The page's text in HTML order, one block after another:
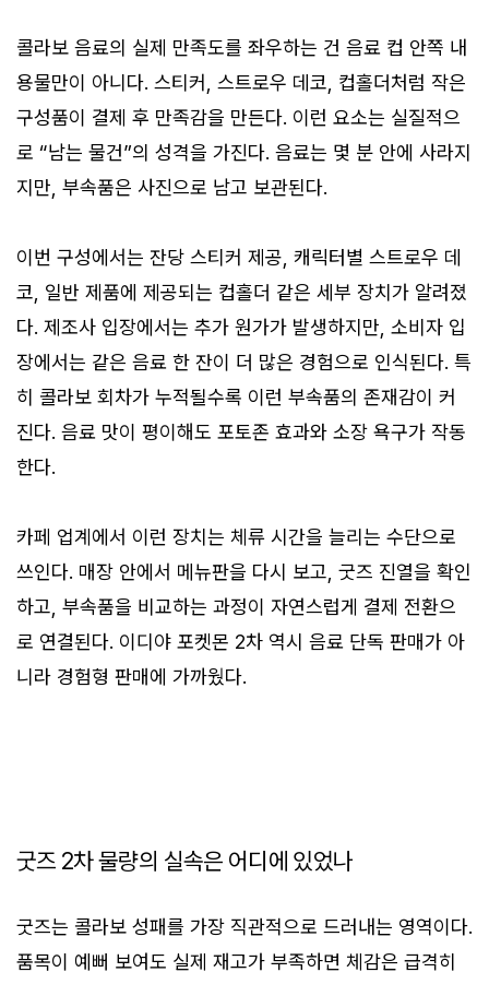
콜라보 음료의 실제 만족도를 좌우하는 건 음료 컵 안쪽 내
용물만이 아니다. 스티커, 스트로우 데코, 컵홀더처럼 작은
구성품이 결제 후 만족감을 만든다. 이런 요소는 실질적으
로 “남는 물건”의 성격을 가진다. 음료는 몇 분 안에 사라지
지만, 부속품은 사진으로 남고 보관된다.
이번 구성에서는 잔당 스티커 제공, 캐릭터별 스트로우 데
코, 일반 제품에 제공되는 컵홀더 같은 세부 장치가 알려졌
다. 제조사 입장에서는 추가 원가가 발생하지만, 소비자 입
장에서는 같은 음료 한 잔이 더 많은 경험으로 인식된다. 특
히 콜라보 회차가 누적될수록 이런 부속품의 존재감이 커
진다. 음료 맛이 평이해도 포토존 효과와 소장 욕구가 작동
한다.
카페 업계에서 이런 장치는 체류 시간을 늘리는 수단으로
쓰인다. 매장 안에서 메뉴판을 다시 보고, 굿즈 진열을 확인
하고, 부속품을 비교하는 과정이 자연스럽게 결제 전환으
로 연결된다. 이디야 포켓몬 2차 역시 음료 단독 판매가 아
니라 경험형 판매에 가까웠다.
굿즈 2차 물량의 실속은 어디에 있었나
굿즈는 콜라보 성패를 가장 직관적으로 드러내는 영역이다.
품목이 예뻐 보여도 실제 재고가 부족하면 체감은 급격히